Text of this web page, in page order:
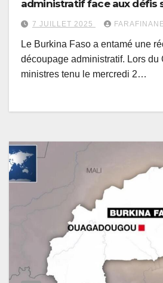
administratif face aux défis
7 JUILLET 2025
Le Burkina Faso a entamé une
découpage administratif. Lors du
ministres tenu le mercredi 2…